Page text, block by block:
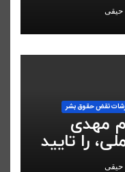
حیقی
نقض حقوق بشر
مهدی
را تایید
حیقی